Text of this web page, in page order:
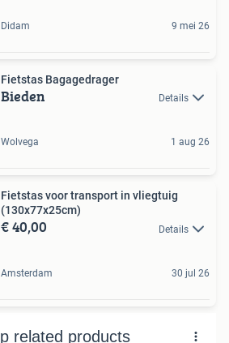
Didam 9 mei 26
Fietstas Bagagedrager
Bieden Details
Wolvega 1 aug 26
Fietstas voor transport in vliegtuig
(130x77x25cm)
€ 40,00 Details
Amsterdam 30 jul 26